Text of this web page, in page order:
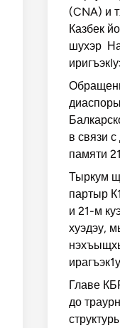
(CNA) и
Казбек
шухэр
в связи
памяти
Тыркум
партыр
и 21-м
хуэдэу,
Главе
до